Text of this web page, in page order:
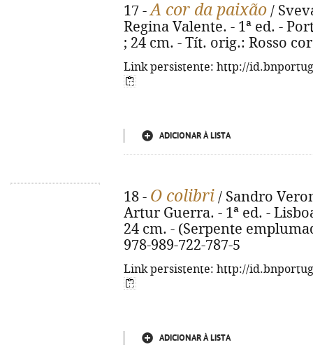
17 -A cor da paixão /
Regina Valente. - 1ª ed. -
; 24 cm. - Tít. orig.: Rosso
Link persistente: http://
ADICIONAR À LISTA
18 - O colibri / Sandro
Artur Guerra. - 1ª ed. -
24 cm. - (Serpente
978-989-722-787-5
Link persistente: http://
ADICIONAR À LISTA